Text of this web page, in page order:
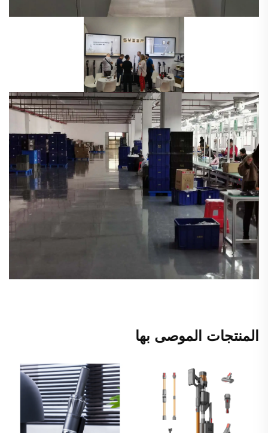
المنتجات الموصى بها